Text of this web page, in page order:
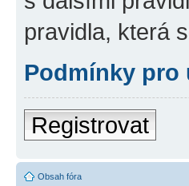
pravidla, která
Podmínky pro
Registrovat
Obsah fóra